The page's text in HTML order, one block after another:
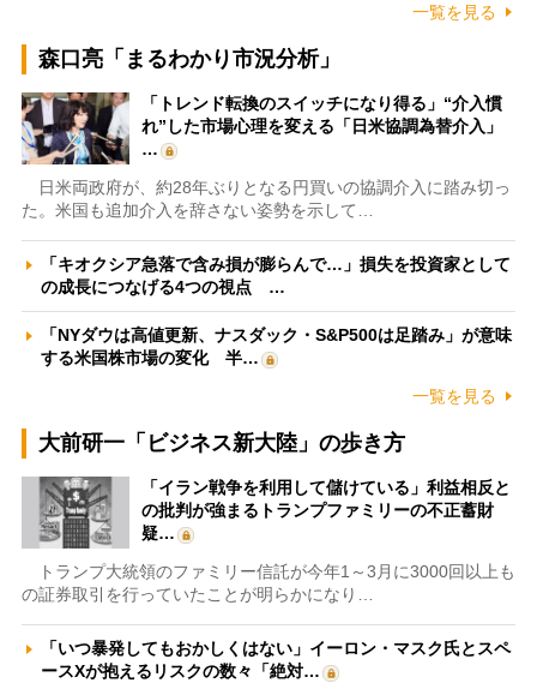
一覧を見る
森口亮「まるわかり市況分析」
「トレンド転換のスイッチになり得る」“介入慣
れ”した市場心理を変える「日米協調為替介入」
…
日米両政府が、約28年ぶりとなる円買いの協調介入に踏み切っ
た。米国も追加介入を辞さない姿勢を示して…
「キオクシア急落で含み損が膨らんで…」損失を投資家として
の成長につなげる4つの視点 …
「NYダウは高値更新、ナスダック・S&P500は足踏み」が意味
する米国株市場の変化 半…
一覧を見る
大前研一「ビジネス新大陸」の歩き方
「イラン戦争を利用して儲けている」利益相反と
の批判が強まるトランプファミリーの不正蓄財
疑…
トランプ大統領のファミリー信託が今年1～3月に3000回以上も
の証券取引を行っていたことが明らかになり…
「いつ暴発してもおかしくはない」イーロン・マスク氏とスペ
ースXが抱えるリスクの数々「絶対…